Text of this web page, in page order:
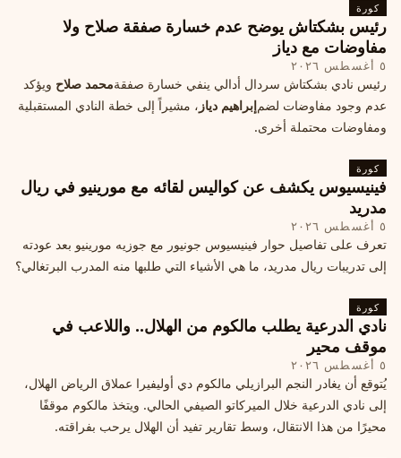
كورة
رئيس بشكتاش يوضح عدم خسارة صفقة صلاح ولا
مفاوضات مع دياز
٥ أغسطس ٢٠٢٦
رئيس نادي بشكتاش سردال أدالي ينفي خسارة صفقةمحمد صلاح ويؤكد
عدم وجود مفاوضات لضمإبراهيم دياز ، مشيراً إلى خطة النادي المستقبلية
ومفاوضات محتملة أخرى.
كورة
فينيسيوس يكشف عن كواليس لقائه مع مورينيو في ريال
مدريد
٥ أغسطس ٢٠٢٦
تعرف على تفاصيل حوار فينيسيوس جونيور مع جوزيه مورينيو بعد عودته
إلى تدريبات ريال مدريد، ما هي الأشياء التي طلبها منه المدرب البرتغالي؟
كورة
نادي الدرعية يطلب مالكوم من الهلال.. واللاعب في
موقف محير
٥ أغسطس ٢٠٢٦
يُتوقع أن يغادر النجم البرازيلي مالكوم دي أوليفيرا عملاق الرياض الهلال،
إلى نادي الدرعية خلال الميركاتو الصيفي الحالي. ويتخذ مالكوم موقفًا
محيرًا من هذا الانتقال، وسط تقارير تفيد أن الهلال يرحب بفراقته.